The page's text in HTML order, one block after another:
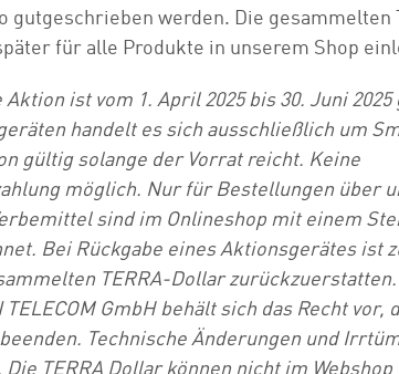
gutgeschrieben werden. Die gesammelten
für alle Produkte in unserem Shop
Aktion ist vom 1. April 2025 bis 30. Juni
handelt es sich ausschließlich um
gültig solange der Vorrat reicht. Keine
möglich. Nur für Bestellungen über
sind im Onlineshop mit einem
Bei Rückgabe eines Aktionsgerätes ist
TERRA-Dollar
TELECOM GmbH behält sich das Recht vor,
Technische Änderungen und
Die TERRA Dollar können nicht im Webshop